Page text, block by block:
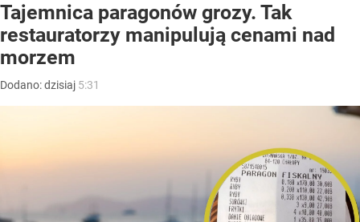
Tajemnica paragonów grozy. Tak
restauratorzy manipulują cenami nad
morzem
Dodano:dzisiaj 5:31